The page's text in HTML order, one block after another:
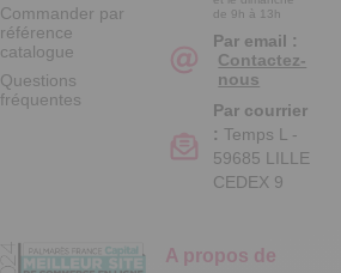
Commander par
référence
catalogue
Questions
fréquentes
A propos de
de 9h à 13h
Par email :
Contactez-
nous
Par courrier
: Temps L -
59685 LILLE
CEDEX 9